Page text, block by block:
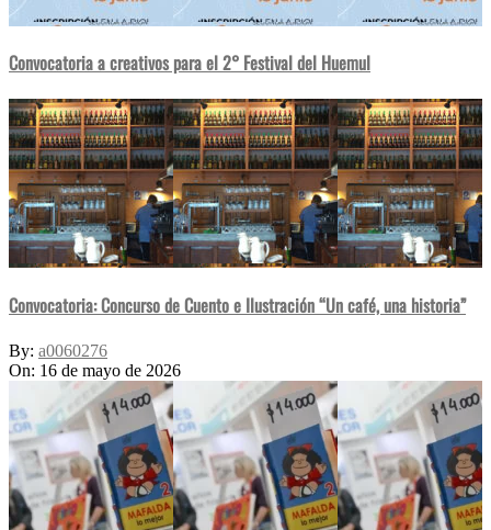
Convocatoria a creativos para el 2° Festival del Huemul
Convocatoria: Concurso de Cuento e Ilustración “Un café, una historia”
By: a0060276
On: 16 de mayo de 2026